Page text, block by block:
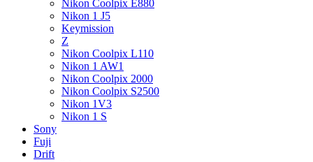
Nikon Coolpix E880
Nikon 1 J5
Keymission
Z
Nikon Coolpix L110
Nikon 1 AW1
Nikon Coolpix 2000
Nikon Coolpix S2500
Nikon 1V3
Nikon 1 S
Sony
Fuji
Drift